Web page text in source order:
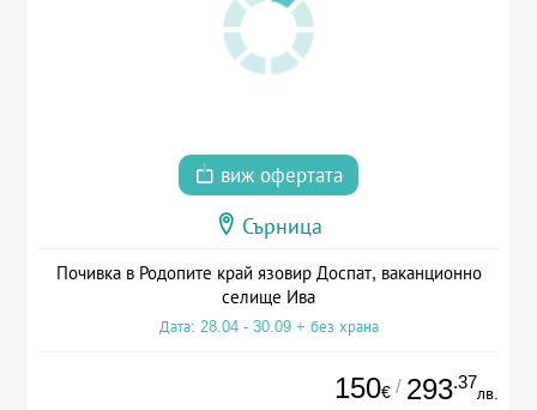
виж офертата
Сърница
Почивка в Родопите край язовир Доспат, ваканционно
селище Ива
Дата: 28.04 - 30.09 + без храна
150€ / 293.37
лв.